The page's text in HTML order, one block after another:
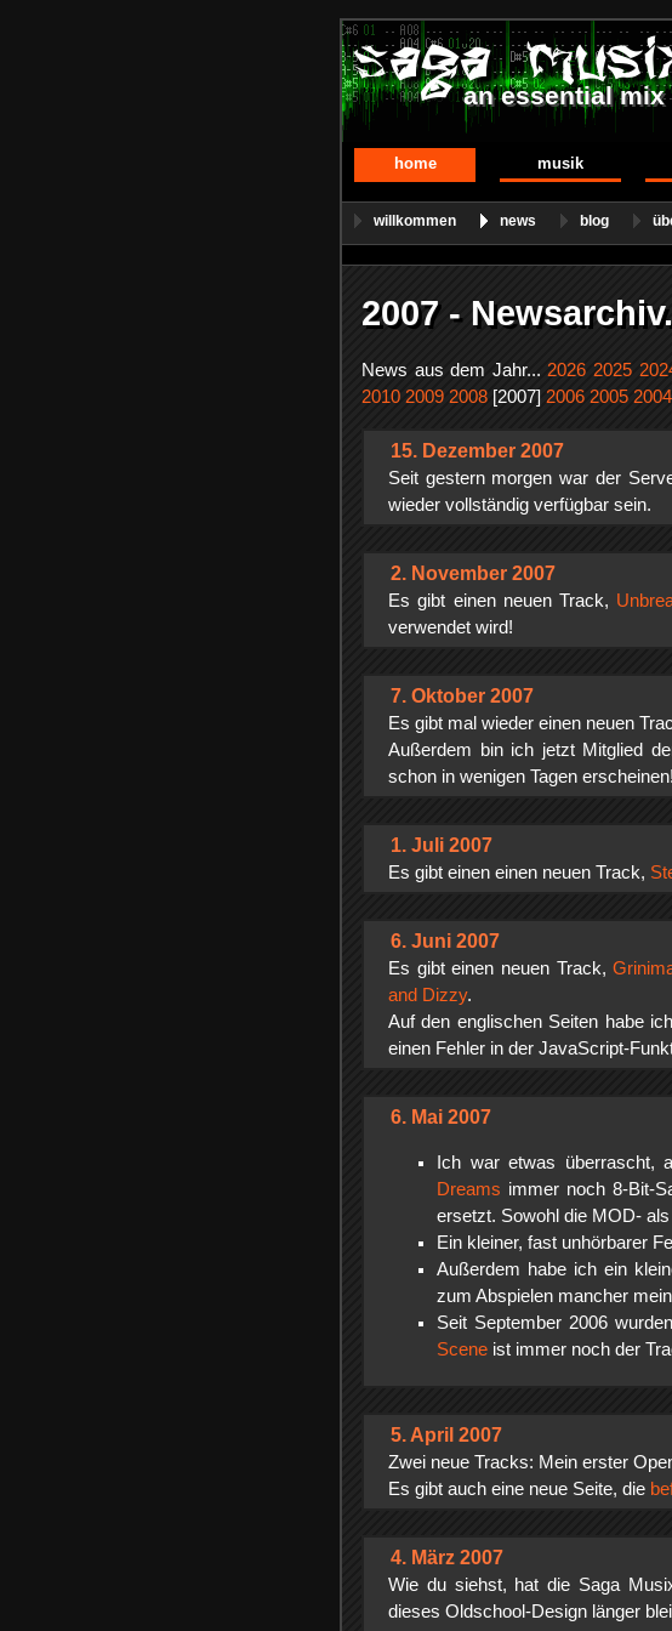
an essential
home musik
willkommen news blog
2007 - Newsarchiv.
News aus dem Jahr...2026 2025
2010 2009 2008 [2007] 2006 2005 2004
15. Dezember 2007
Seit gestern morgen war der
wieder vollständig verfügbar sein.
2. November 2007
Es gibt einen neuen Track,
verwendet wird!
7. Oktober 2007
Es gibt mal wieder einen neuen
Außerdem bin ich jetzt Mitglied
schon in wenigen Tagen erscheinen!
1. Juli 2007
Es gibt einen einen neuen Track,
6. Juni 2007
Es gibt einen neuen Track,
and Dizzy.
Auf den englischen Seiten habe
einen Fehler in der JavaScript-
6. Mai 2007
Ich war etwas überrascht,
Dreams immer noch 8-Bit-
ersetzt. Sowohl die MOD-
Ein kleiner, fast unhörbarer
Außerdem habe ich ein
zum Abspielen mancher
Seit September 2006
Scene ist immer noch der
5. April 2007
Zwei neue Tracks: Mein erster
Es gibt auch eine neue Seite, die
4. März 2007
Wie du siehst, hat die Saga
dieses Oldschool-Design länger